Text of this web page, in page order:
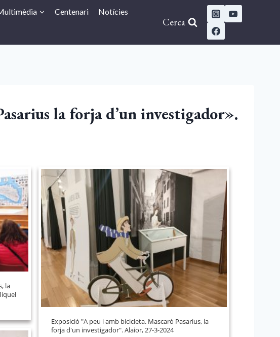
Centenari Notícies
Cerca
la forja d’un investigador».
la
Exposició "A peu i amb bicicleta. Mascaró Pasarius, la
forja d'un investigador". Alaior, 27-3-2024